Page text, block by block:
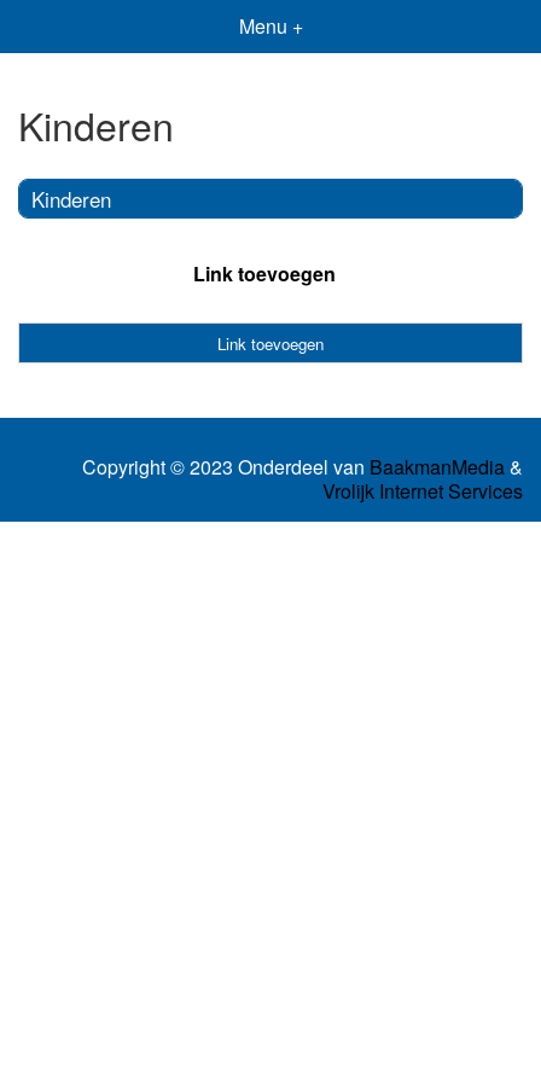
Menu +
Kinderen
Kinderen
Link toevoegen
Link toevoegen
Copyright © 2023 Onderdeel van BaakmanMedia&
Vrolijk Internet Services